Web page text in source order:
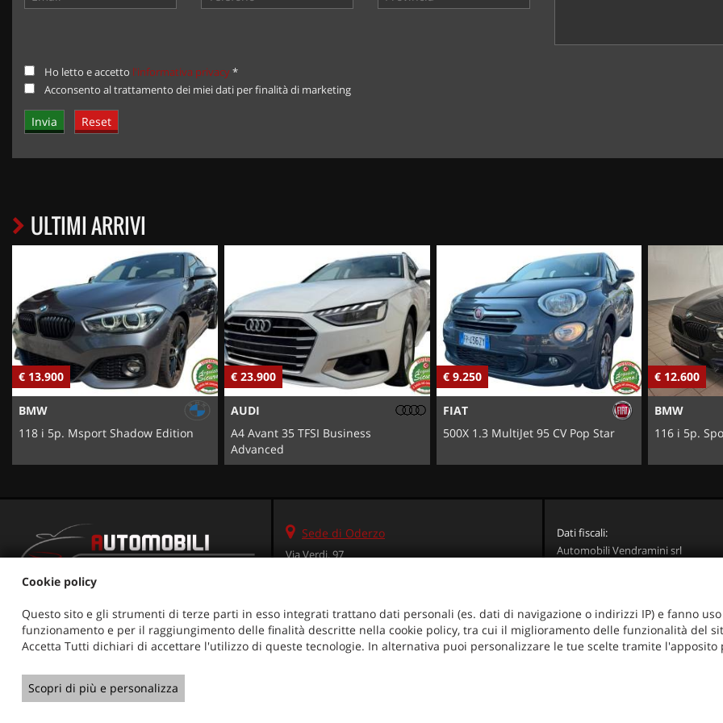
Ho letto e accetto l'informativa privacy*
Acconsento al trattamento dei miei dati per finalità di marketing
ULTIMI ARRIVI
€ 23.900
AUDI
A4 Avant 35 TFSI Business
€ 9.250
FIAT
500X 1.3 MultiJet 95 CV Pop Star
€ 12.600
BMW
116 i 5p. Sport Led Navi Xeno
€ 11.450
VOLVO
V40 T2
Sede di Oderzo
Via Verdi, 97
+39 0422 719062
Email:
info@automobilivendramini.it
Indicazioni stradali
Dati fiscali:
Automobili Vendramini srl
Copyright © 2026 GestionaleAuto.com S.r.l., Tutti i diritti riservati -
Cookie policy
Questo sito e gli strumenti di terze parti in esso integrati trattano dati personali (es. dati di navigazione o indirizzi IP) e fanno
funzionamento e per il raggiungimento delle finalità descritte nella cookie policy, tra cui il miglioramento delle funzionalità del
Accetta Tutti dichiari di accettare l'utilizzo di queste tecnologie. In alternativa puoi personalizzare le tue scelte tramite
Scopri di più e personalizza